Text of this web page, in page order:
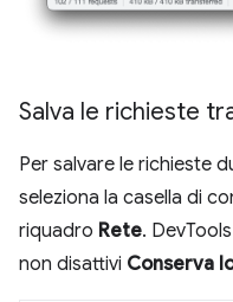
Salva le richieste
Per salvare le richieste
seleziona la casella di
riquadro Rete.
non disattivi Conserva